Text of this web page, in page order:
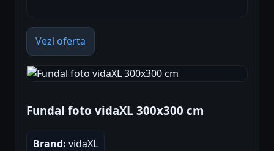
Vezi oferta
Fundal foto vidaXL 300x300 cm
Brand: vidaXL